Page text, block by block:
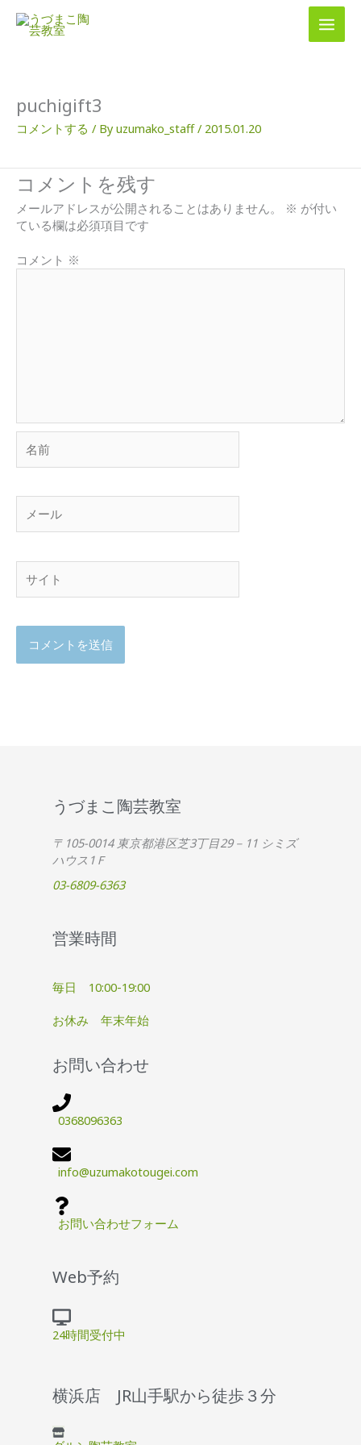
puchigift3
コメントする / Byuzumako_staff/ 2015.01.20
コメントを残す
メールアドレスが公開されることはありません。 ※ が付い
ている欄は必須項目です
コメント ※
前
ー
ル
ト
うづまこ陶芸教室
〒105-0014 東京都港区芝3丁目29－11 シミズ
ハウス1Ｆ
03-6809-6363
営業時間
毎日 10:00-19:00
お休み 年末年始
お問い合わせ
0368096363
info@uzumakotougei.com
お問い合わせフォーム
Web予約
24時間受付中
横浜店 JR山手駅から徒歩３分